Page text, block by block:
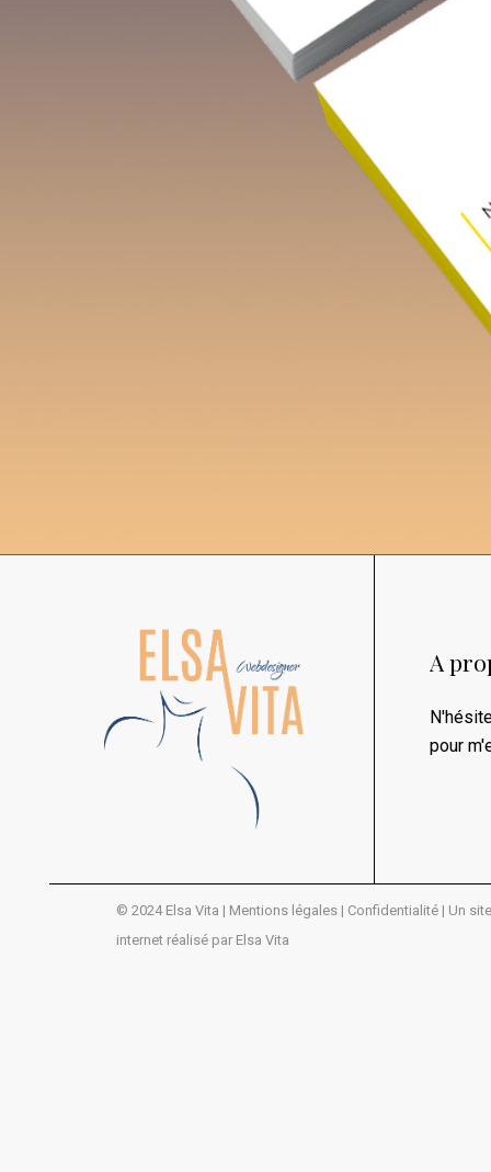
A
pour
© 2024 Elsa Vita | Mentions légales | Confidentialité | Un site
internet réalisé par Elsa Vita